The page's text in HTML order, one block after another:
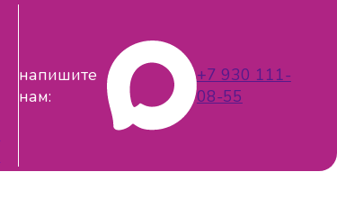
напишите
нам:
+7 930 111-
08-55